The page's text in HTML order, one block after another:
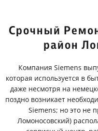
Срочный
район
Компания Siemens
которая используется в
даже несмотря на
поздно возникает
Siemens; но это не
Ломоносовский)